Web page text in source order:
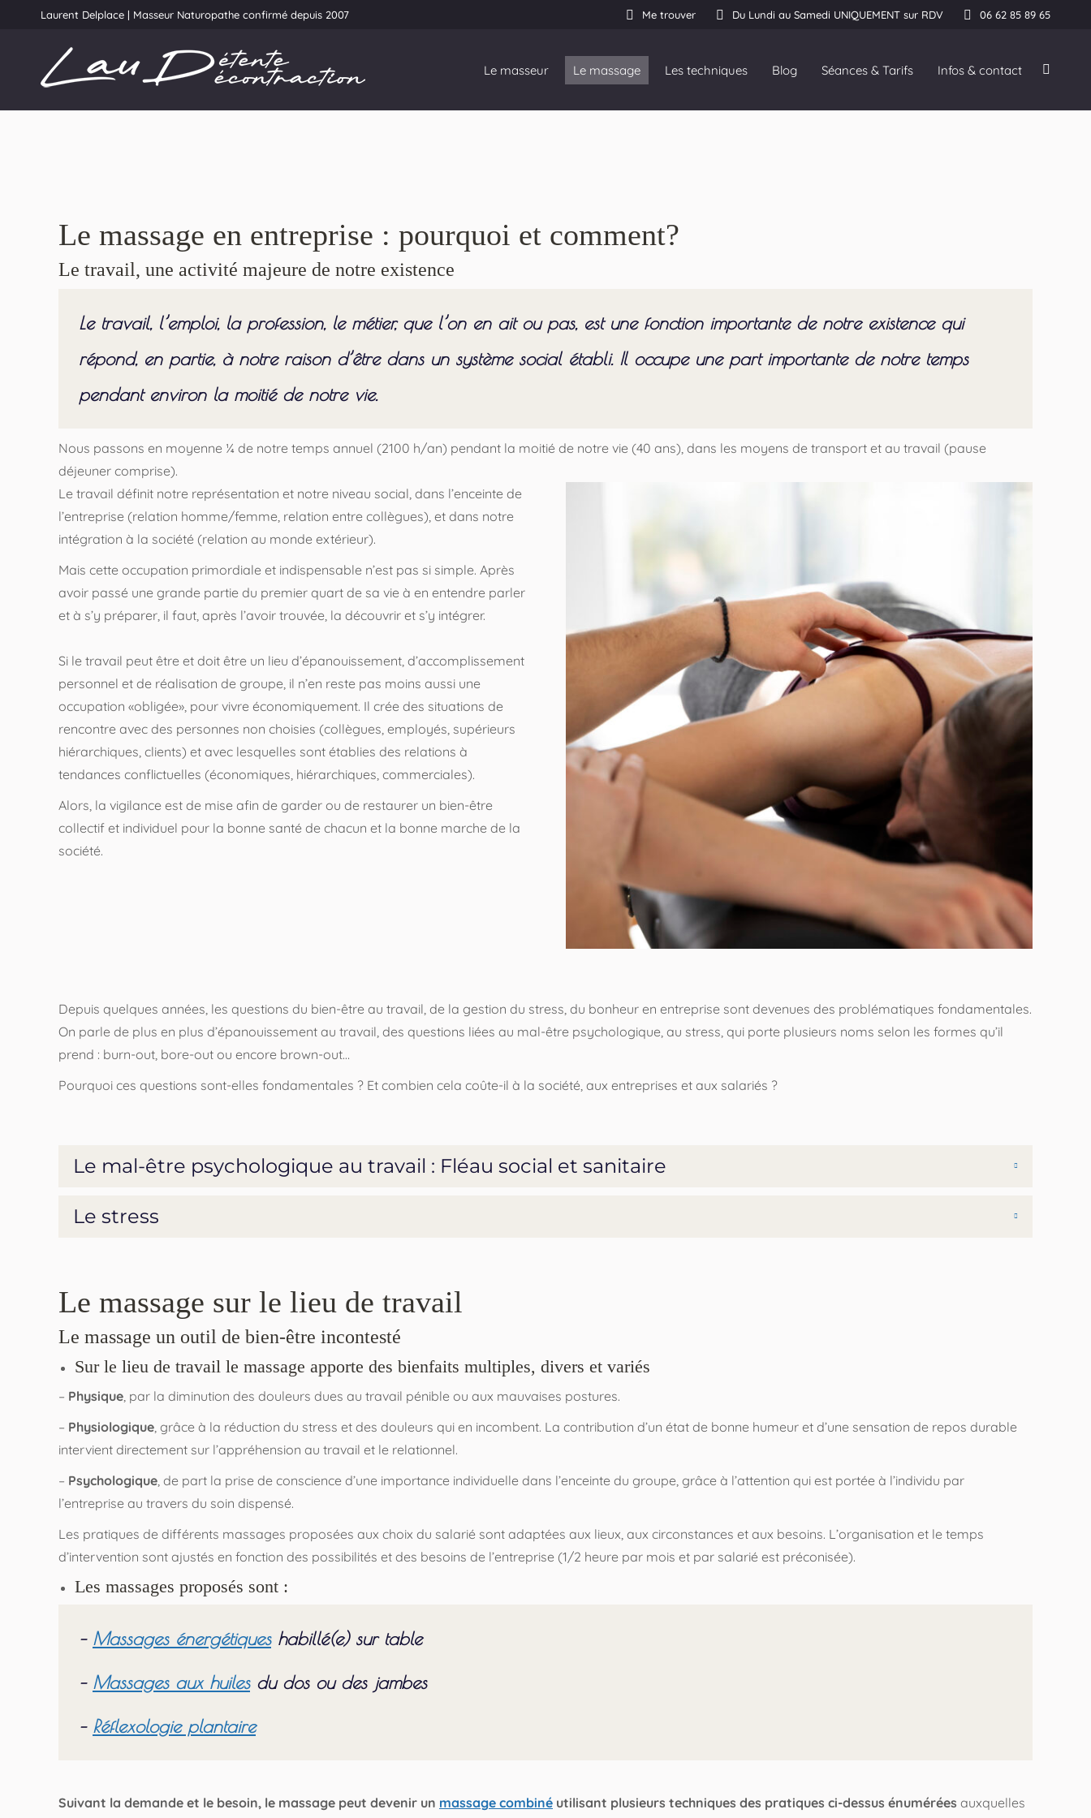
Laurent Delplace | Masseur Naturopathe confirmé depuis 2007 Me trouver Du Lundi au Samedi UNIQUEMENT sur RDV 06 62 85 89 65
Le masseur Le massage Les techniques Blog Séances & Tarifs Infos & contact
Le massage en entreprise : pourquoi et comment?
Le travail, une activité majeure de notre existence
Le travail, l’emploi, la profession, le métier, que l’on en ait ou pas, est une fonction importante de notre existence qui
répond, en partie, à notre raison d’être dans un système social établi. Il occupe une part importante de notre temps
pendant environ la moitié de notre vie.
Nous passons en moyenne ¼ de notre temps annuel (2100 h/an) pendant la moitié de notre vie (40 ans), dans les moyens de transport et au travail (pause
déjeuner comprise).
Le travail définit notre représentation et notre niveau social, dans l’enceinte de
l’entreprise (relation homme/femme, relation entre collègues), et dans notre
intégration à la société (relation au monde extérieur).
Mais cette occupation primordiale et indispensable n’est pas si simple. Après
avoir passé une grande partie du premier quart de sa vie à en entendre parler
et à s’y préparer, il faut, après l’avoir trouvée, la découvrir et s’y intégrer.
Si le travail peut être et doit être un lieu d’épanouissement, d’accomplissement
personnel et de réalisation de groupe, il n’en reste pas moins aussi une
occupation «obligée», pour vivre économiquement. Il crée des situations de
rencontre avec des personnes non choisies (collègues, employés, supérieurs
hiérarchiques, clients) et avec lesquelles sont établies des relations à
tendances conflictuelles (économiques, hiérarchiques, commerciales).
Alors, la vigilance est de mise afin de garder ou de restaurer un bien-être
collectif et individuel pour la bonne santé de chacun et la bonne marche de la
société.
Depuis quelques années, les questions du bien-être au travail, de la gestion du stress, du bonheur en entreprise sont devenues des problématiques fondamentales.
On parle de plus en plus d’épanouissement au travail, des questions liées au mal-être psychologique, au stress, qui porte plusieurs noms selon les formes qu’il
prend : burn-out, bore-out ou encore brown-out…
Pourquoi ces questions sont-elles fondamentales ? Et combien cela coûte-il à la société, aux entreprises et aux salariés ?
Le mal-être psychologique au travail : Fléau social et sanitaire
Le stress
Le massage sur le lieu de travail
Le massage un outil de bien-être incontesté
Sur le lieu de travail le massage apporte des bienfaits multiples, divers et variés
– Physique, par la diminution des douleurs dues au travail pénible ou aux mauvaises postures.
– Physiologique, grâce à la réduction du stress et des douleurs qui en incombent. La contribution d’un état de bonne humeur et d’une sensation de repos durable
intervient directement sur l’appréhension au travail et le relationnel.
– Psychologique, de part la prise de conscience d’une importance individuelle dans l’enceinte du groupe, grâce à l’attention qui est portée à l’individu par
l’entreprise au travers du soin dispensé.
Les pratiques de différents massages proposées aux choix du salarié sont adaptées aux lieux, aux circonstances et aux besoins. L’organisation et le temps
d’intervention sont ajustés en fonction des possibilités et des besoins de l’entreprise (1/2 heure par mois et par salarié est préconisée).
Les massages proposés sont :
– Massages énergétiqueshabillé(e) sur table
– Massages aux huilesdu dos ou des jambes
– Réflexologie plantaire
Suivant la demande et le besoin, le massage peut devenir un massage combiné utilisant plusieurs techniques des pratiques ci-dessus énumérées auxquelles
Contact
Laurent Delplace, Masso-Naturopathe
Prochains événements
Salon du Bien-Être –
notez-nous sur